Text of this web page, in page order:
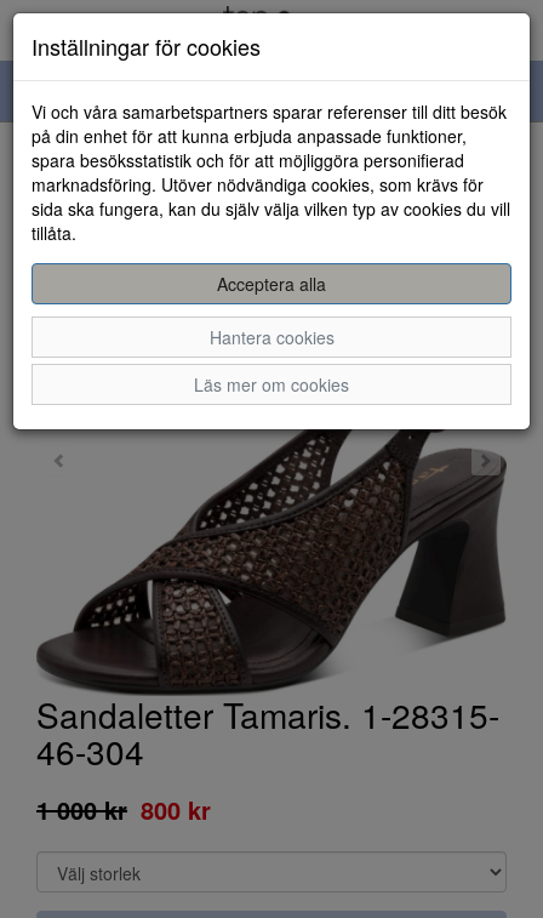
navigation
HEM
Sandaletter Tamaris. 1-28315-
46-304
1 000 kr 800 kr
Inställningar för cookies
Vi och våra samarbetspartners sparar referenser till ditt besök
på din enhet för att kunna erbjuda anpassade funktioner,
spara besöksstatistik och för att möjliggöra personifierad
marknadsföring. Utöver nödvändiga cookies, som krävs för
sida ska fungera, kan du själv välja vilken typ av cookies du vill
tillåta.
Acceptera alla
Hantera cookies
Läs mer om cookies